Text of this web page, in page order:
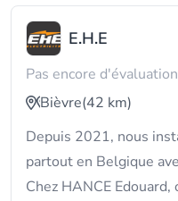
E.H.E
Pas encore d'évaluation
Bièvre(42 km)
Depuis 2021, nous
partout en Belgique
Chez HANCE